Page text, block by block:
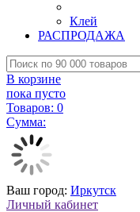
Клей
РАСПРОДАЖА
В корзине
пока пусто
Товаров: 0
Сумма:
Ваш город: Иркутск
Личный кабинет